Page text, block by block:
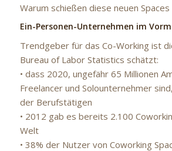
Warum schießen diese neuen
Ein-Personen-Unternehmen im
Trendgeber für das Co-Working ist
Bureau of Labor Statistics schätzt:
• dass 2020, ungefähr 65 Millionen
Freelancer und Solounternehmer
der Berufstätigen
• 2012 gab es bereits 2.100
Welt
• 38% der Nutzer von Coworking